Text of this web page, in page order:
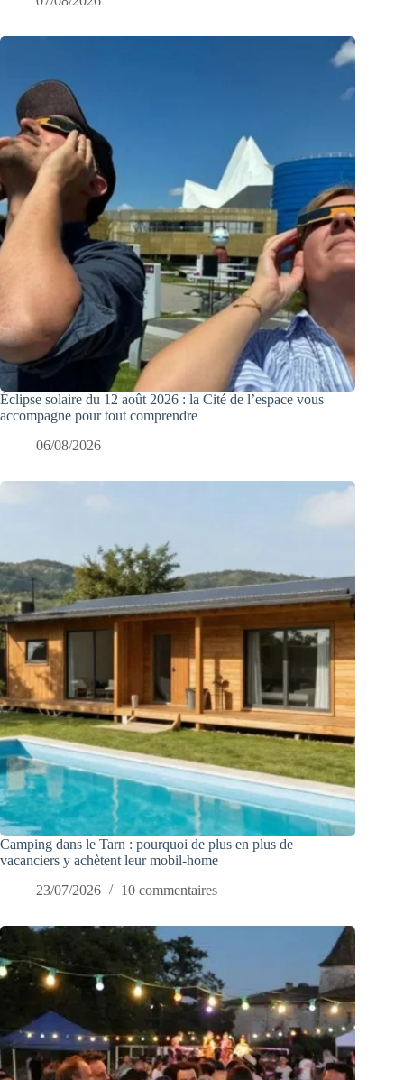
Éclipse solaire du 12 août 2026 : la Cité de l’espace vous
accompagne pour tout comprendre
06/08/2026
Camping dans le Tarn : pourquoi de plus en plus de
vacanciers y achètent leur mobil-home
23/07/2026
10 commentaires